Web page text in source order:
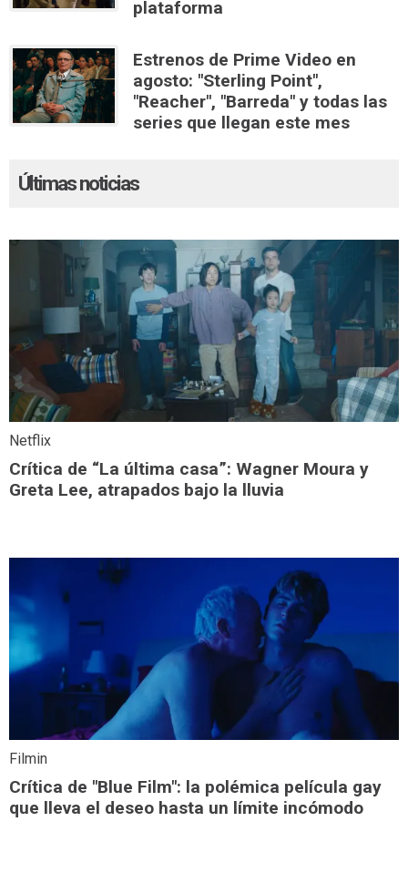
plataforma
Estrenos de Prime Video en
agosto: "Sterling Point",
"Reacher", "Barreda" y todas las
series que llegan este mes
Últimas noticias
Netflix
Crítica de “La última casa”: Wagner Moura y
Greta Lee, atrapados bajo la lluvia
Filmin
Crítica de "Blue Film": la polémica película gay
que lleva el deseo hasta un límite incómodo